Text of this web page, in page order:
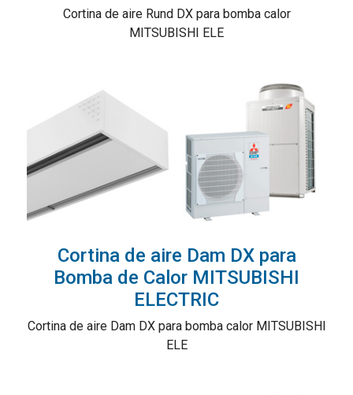
Cortina de aire Rund DX para bomba calor
MITSUBISHI ELE
Cortina de aire Dam DX para
Bomba de Calor MITSUBISHI
ELECTRIC
Cortina de aire Dam DX para bomba calor MITSUBISHI
ELE